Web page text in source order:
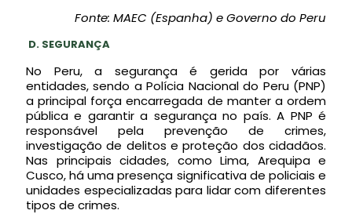
Fonte: MAEC (Espanha) e Governo do Peru
D. SEGURANÇA
No Peru, a segurança é gerida por várias
entidades, sendo a Polícia Nacional do Peru (PNP)
a principal força encarregada de manter a ordem
pública e garantir a segurança no país. A PNP é
responsável pela prevenção de crimes,
investigação de delitos e proteção dos cidadãos.
Nas principais cidades, como Lima, Arequipa e
Cusco, há uma presença significativa de policiais e
unidades especializadas para lidar com diferentes
tipos de crimes.